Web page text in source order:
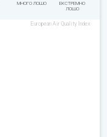
МНОГО ЛОШО
ЕКСТРЕМНО
ЛОШО
European Air Quality Index